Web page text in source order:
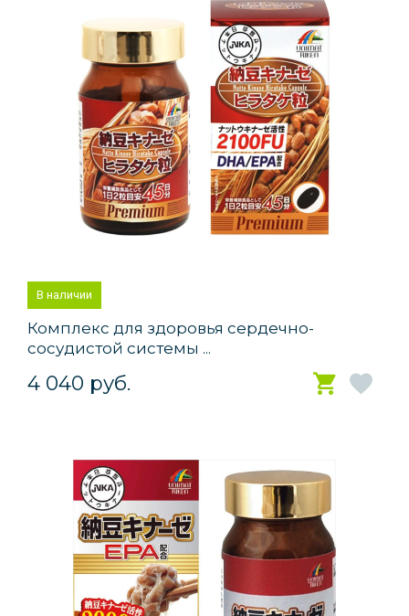
В наличии
Комплекс для здоровья сердечно-
сосудистой системы ...
4 040 руб.